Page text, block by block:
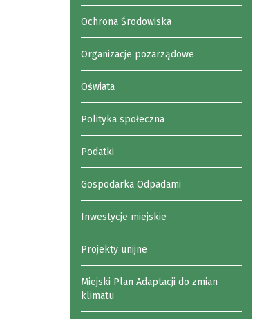
Ochrona Środowiska
Organizacje pozarządowe
Oświata
Polityka społeczna
Podatki
Gospodarka Odpadami
Inwestycje miejskie
Projekty unijne
Miejski Plan Adaptacji do zmian
klimatu